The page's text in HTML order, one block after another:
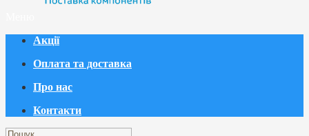
Акції
Оплата та доставка
Про нас
Контакти